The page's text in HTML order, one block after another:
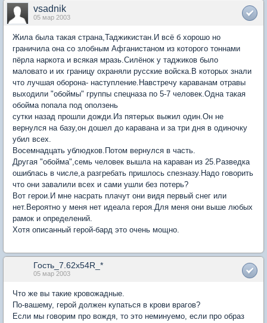
vsadnik
05 мар 2003
Жила была такая страна,Таджикистан.И всё б хорошо но
граничила она со злобным Афганистаном из которого тоннами
пёрла наркота и всякая мразь.Силёнок у таджиков было
маловато и их границу охраняли русские войска.В которых знали
что лучшая оборона- наступление.Навстречу караванам отравы
выходили "обоймы" группы спецназа по 5-7 человек.Одна такая
обойма попала под оползень
сутки назад прошли дожди.Из пятерых выжил один.Он не
вернулся на базу,он дошел до каравана и за три дня в одиночку
убил всех.
Восемнадцать ублюдков.Потом вернулся в часть.
Другая "обойма",семь человек вышла на караван из 25.Разведка
ошиблась в числе,а разгребать пришлось спезназу.Надо говорить
что они завалили всех и сами ушли без потерь?
Вот герои.И мне насрать плачут они видя первый снег или
нет.Вероятно у меня нет идеала героя.Для меня они выше любых
рамок и определений.
Хотя описанный герой-бард это очень мощно.
Гость_7.62x54R_*
05 мар 2003
Что же вы такие кровожадные.
По-вашему, герой должен купаться в крови врагов?
Если мы говорим про вождя, то это неминуемо, если про образ